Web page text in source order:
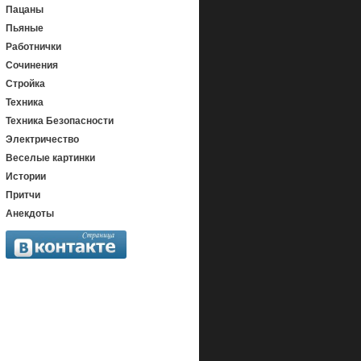
Пацаны
Пьяные
Работнички
Сочинения
Стройка
Техника
Техника Безопасности
Электричество
Веселые картинки
Истории
Притчи
Анекдоты